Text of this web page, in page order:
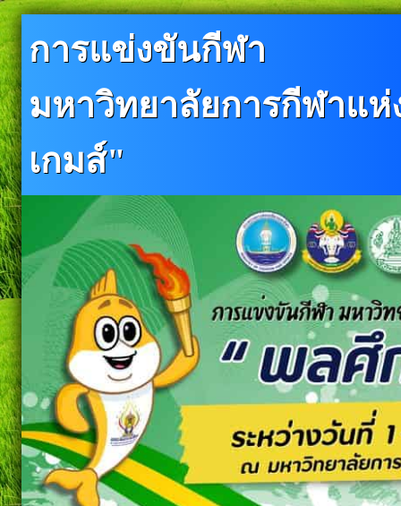
การแข่งขันกีฬา
มหาวิทยาลัยการกีฬาแ
เกมส์"